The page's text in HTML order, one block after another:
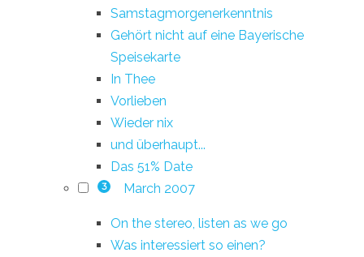
Samstagmorgenerkenntnis
Gehört nicht auf eine Bayerische
Speisekarte
In Thee
Vorlieben
Wieder nix
und überhaupt...
Das 51% Date
3 March 2007
On the stereo, listen as we go
Was interessiert so einen?